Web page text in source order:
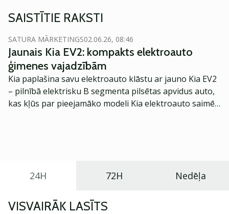
SAISTĪTIE RAKSTI
SATURA MĀRKETINGS02.06.26, 08:46
Jaunais Kia EV2: kompakts elektroauto
ģimenes vajadzībām
Kia paplašina savu elektroauto klāstu ar jauno Kia EV2
– pilnībā elektrisku B segmenta pilsētas apvidus auto,
kas kļūs par pieejamāko modeli Kia elektroauto saimē
24H 72H Nedēļa
VISVAIRĀK LASĪTS